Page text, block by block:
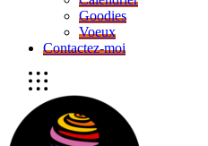
Goodies
Voeux
Contactez-moi